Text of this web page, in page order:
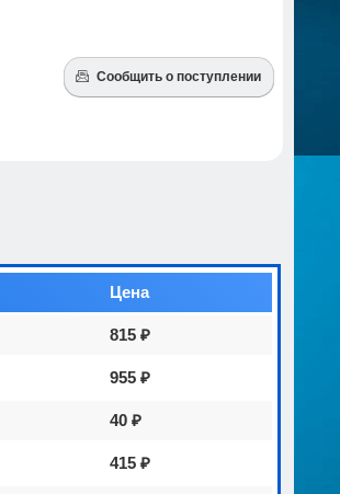
Сообщить о поступлении
Цена
815 ₽
955 ₽
40 ₽
415 ₽